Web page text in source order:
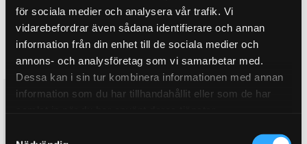
för sociala medier och analysera vår trafik. Vi
vidarebefordrar även sådana identifierare och annan
information från din enhet till de sociala medier och
annons- och analysföretag som vi samarbetar med.
Dessa kan i sin tur kombinera informationen med annan
information som du har tillhandahållit eller som de har
120 Convertible 2.0 TD (2008-)
1 834 KR
120 Coupe 2.0 TD (2007-) -